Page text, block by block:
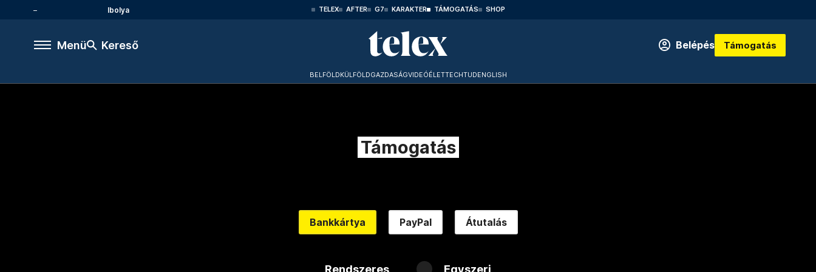
Ibolya TELEX AFTER G7 KARAKTER TÁMOGATÁS SHOP
Menü Kereső Belépés Támogatás
BELFÖLDKÜLFÖLDGAZDASÁGVIDEÓÉLETTECHTUDENGLISH
Támogatás
Bankkártya PayPal Átutalás
Rendszeres Egyszeri